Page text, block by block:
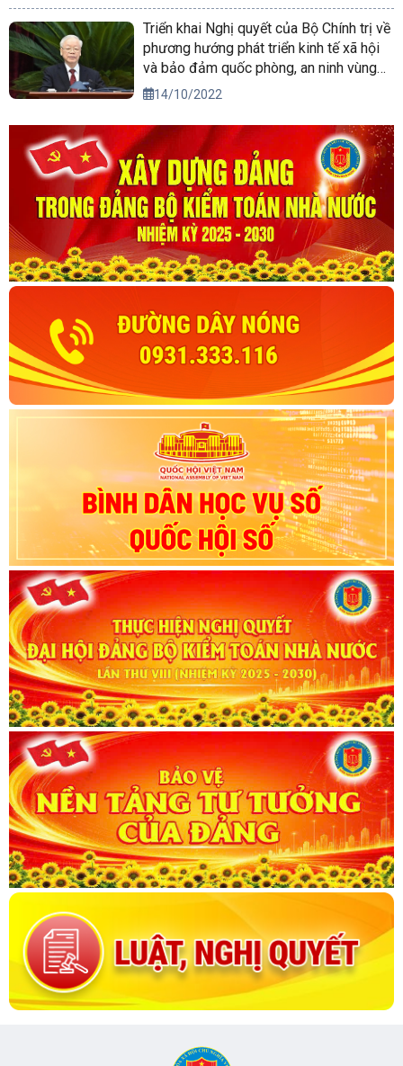
Triển khai Nghị quyết của Bộ Chính trị về
phương hướng phát triển kinh tế xã hội
và bảo đảm quốc phòng, an ninh vùng
Tây Nguyên đến năm 2030, tầm nhìn
14/10/2022